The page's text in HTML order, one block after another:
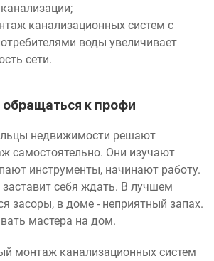
канализационных систем с
воды увеличивает
сети.
к профи
недвижимости решают
самостоятельно. Они изучают
инструменты, начинают работу.
заставит себя ждать. В лучшем
засоры, в доме - неприятный запах.
мастера на дом.
монтаж канализационных систем